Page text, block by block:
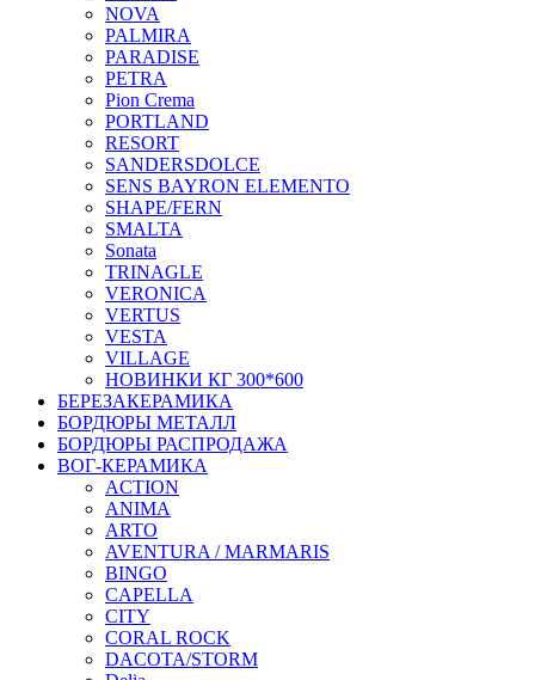
NOVA
PALMIRA
PARADISE
PETRA
Pion Crema
PORTLAND
RESORT
SANDERSDOLCE
SENS BAYRON ELEMENTO
SHAPE/FERN
SMALTA
Sonata
TRINAGLE
VERONICA
VERTUS
VESTA
VILLAGE
НОВИНКИ КГ 300*600
БЕРЕЗАКЕРАМИКА
БОРДЮРЫ МЕТАЛЛ
БОРДЮРЫ РАСПРОДАЖА
ВОГ-КЕРАМИКА
ACTION
ANIMA
ARTO
AVENTURA / MARMARIS
BINGO
CAPELLA
CITY
CORAL ROCK
DACOTA/STORM